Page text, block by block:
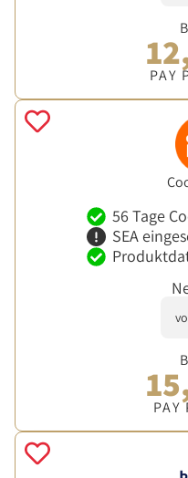
PAY
56 Tage
SEA
PAY